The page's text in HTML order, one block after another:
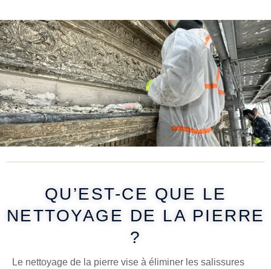
QU’EST-CE QUE LE
NETTOYAGE DE LA PIERRE
?
Le nettoyage de la pierre vise à éliminer les salissures